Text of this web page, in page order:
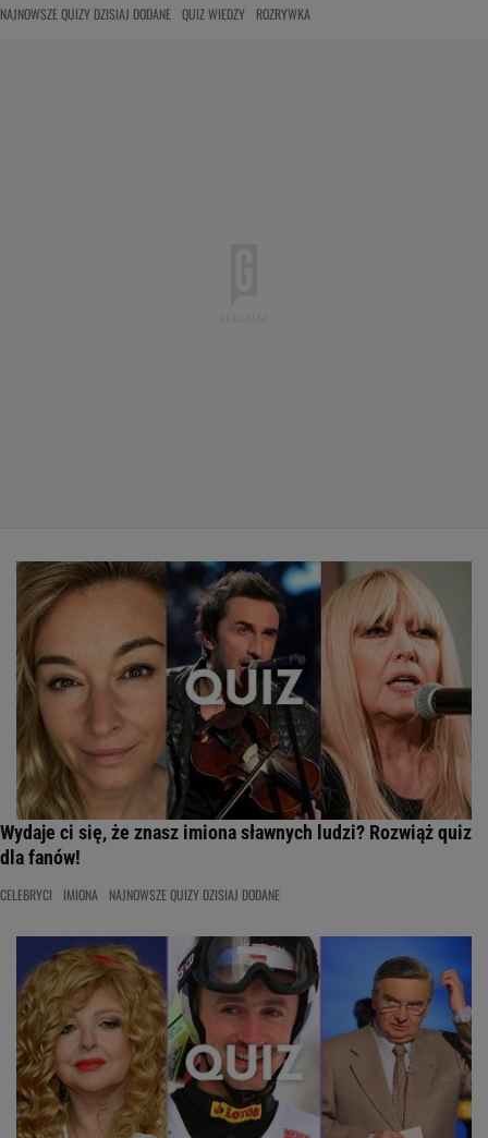
NAJNOWSZE QUIZY DZISIAJ DODANE QUIZ WIEDZY ROZRYWKA
Wydaje ci się, że znasz imiona sławnych ludzi? Rozwiąż quiz
dla fanów!
CELEBRYCI IMIONA NAJNOWSZE QUIZY DZISIAJ DODANE